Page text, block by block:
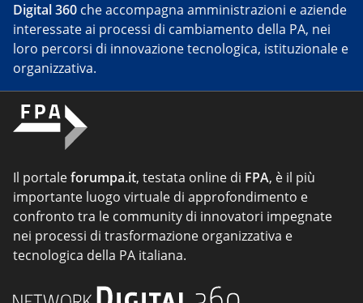
Digital 360 che accompagna amministrazioni e aziende
interessate ai processi di cambiamento della PA, nei
loro percorsi di innovazione tecnologica, istituzionale e
organizzativa.
Il portaleforumpa.it, testata online di FPA, è il più
importante luogo virtuale di approfondimento e
confronto tra le community di innovatori impegnate
nei processi di trasformazione organizzativa e
tecnologica della PA italiana.